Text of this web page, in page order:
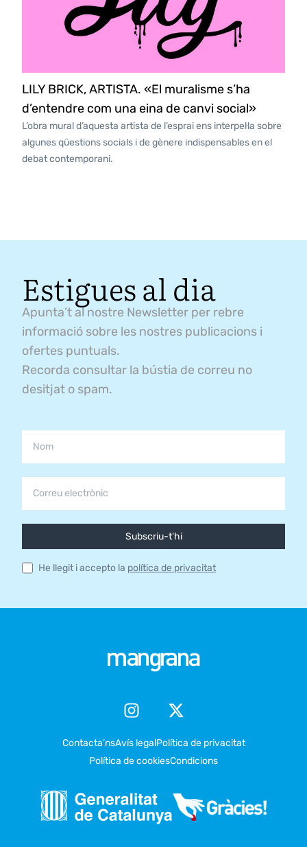
LILY BRICK, ARTISTA. «El muralisme s’ha
d’entendre com una eina de canvi social»
L’obra mural d’aquesta artista de l’esprai ens interpel·la sobre
algunes qüestions socials i de gènere indispensables en el
debat contemporani.
Estigues al dia
Apunta’t al nostre Newsletter per rebre
informació sobre les nostres publicacions i
ofertes puntuals.
Recorda consultar la bústia de correu no
desitjat o spam.
Subscriu-t'hi
He llegit i accepto la política de privacitat
Contacta’nsAvís legalPolítica de privacitat
Política de cookiesCondicions